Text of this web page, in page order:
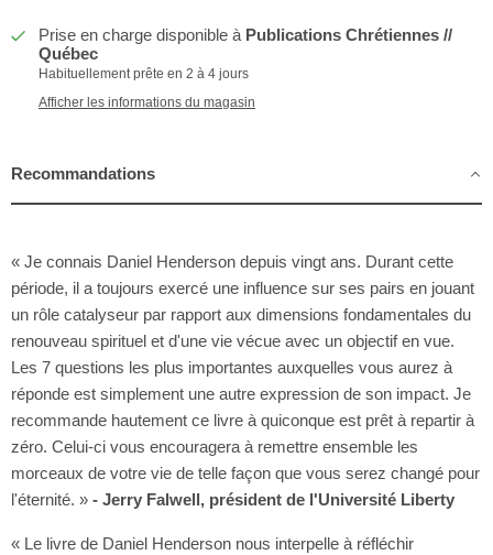
Prise en charge disponible à Publications Chrétiennes //
Québec
Habituellement prête en 2 à 4 jours
Afficher les informations du magasin
Recommandations
« Je connais Daniel Henderson depuis vingt ans. Durant cette
période, il a toujours exercé une influence sur ses pairs en jouant
un rôle catalyseur par rapport aux dimensions fondamentales du
renouveau spirituel et d'une vie vécue avec un objectif en vue.
Les 7 questions les plus importantes auxquelles vous aurez à
réponde est simplement une autre expression de son impact. Je
recommande hautement ce livre à quiconque est prêt à repartir à
zéro. Celui-ci vous encouragera à remettre ensemble les
morceaux de votre vie de telle façon que vous serez changé pour
l'éternité. » ‑ Jerry Falwell, président de l'Université Liberty
« Le livre de Daniel Henderson nous interpelle à réfléchir